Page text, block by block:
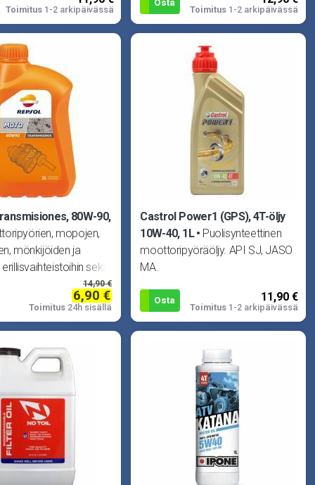
Toimitus1-2 arkipäivässä
Osta
Toimitus1-2 arkipäivässä
80W-90,
mopojen,
mönkijöiden ja
sekä
14,90 €
6,90 €
Toimitus 24h sisällä
Castrol Power1 (GPS), 4T-öljy
10W-40, 1L
Puolisynteettinen
moottoripyöräöljy. API SJ, JASO
MA.
Osta 11,90 €
Toimitus1-2 arkipäivässä